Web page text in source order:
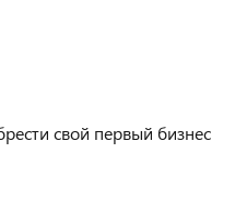
свой первый бизнес